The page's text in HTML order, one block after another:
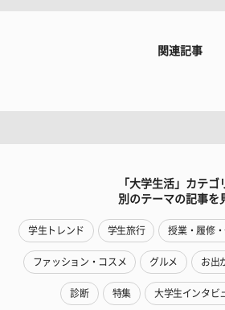
関連記事
「大学生活」カテゴ
別のテーマの記事を
学生トレンド 学生旅行 授業・履修
ファッション・コスメ グルメ お出
診断 特集 大学生インタビ